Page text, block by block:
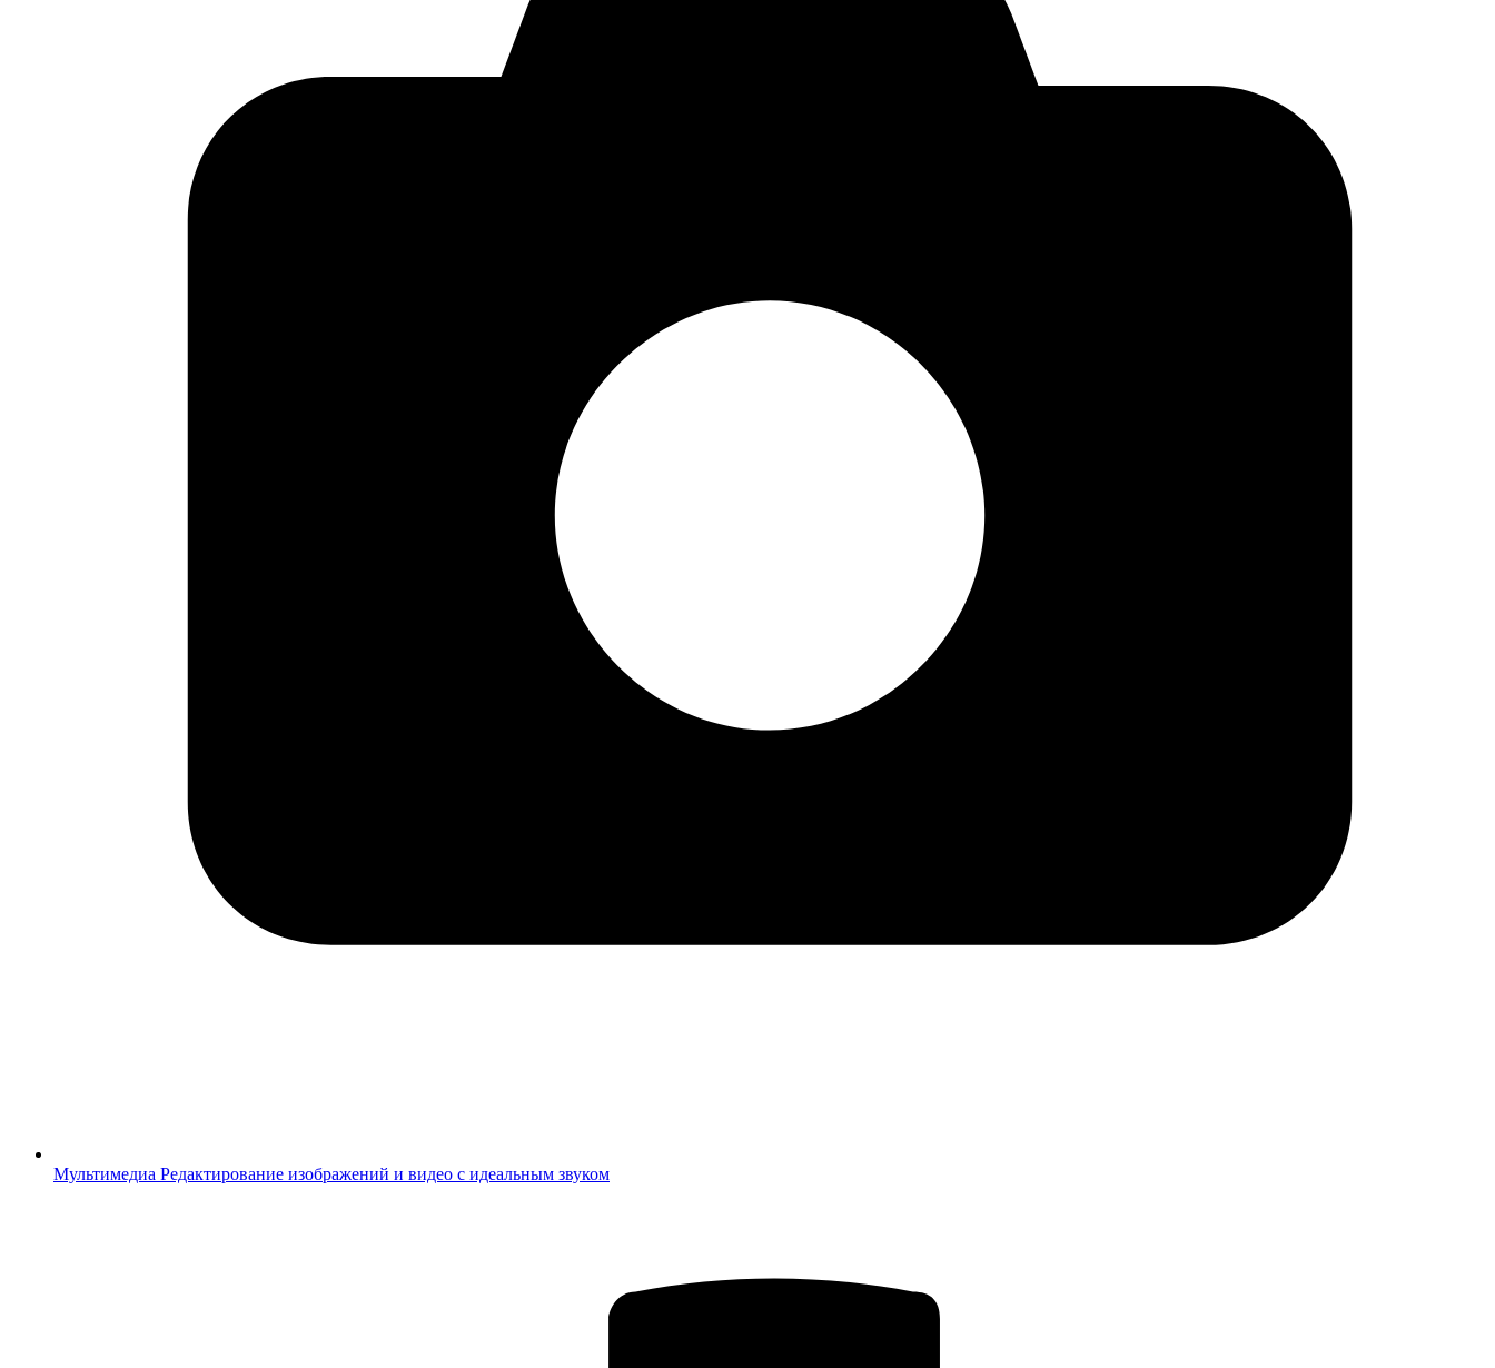
Мультимедиа Редактирование изображений и видео с идеальным звуком